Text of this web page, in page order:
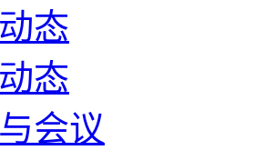
态
态
会议